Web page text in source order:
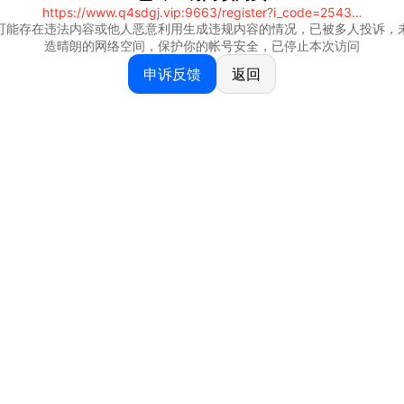
https://www.q4sdgj.vip:9663/register?i_code=25430844
能存在违法内容或他人恶意利用生成违规内容的情况，已被多人投诉，
造晴朗的网络空间，保护你的帐号安全，已停止本次访问
申诉反馈 返回